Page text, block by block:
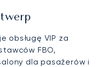
obsługę VIP za
FBO,
dla pasażerów i